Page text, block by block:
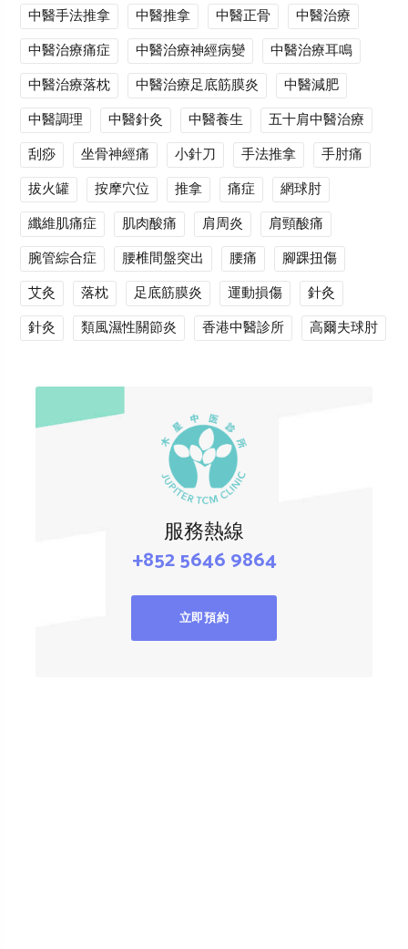
中醫手法推拿 中醫推拿 中醫正骨
中醫治療
中醫治療痛症
中醫治療神經病變
中醫治療耳鳴
中醫治療落枕
中醫治療足底筋膜炎
中醫減肥
中醫調理
中醫針灸 中醫養生
五十肩中醫治療
刮痧
坐骨神經痛 小針刀 手法推拿
手肘痛
拔火罐
按摩穴位 推拿 痛症
網球肘
纖維肌痛症
肌肉酸痛 肩周炎
肩頸酸痛
腕管綜合症
腰椎間盤突出 腰痛
腳踝扭傷
艾灸
落枕 足底筋膜炎 運動損傷
針灸
針灸
類風濕性關節炎 香港中醫診所 高爾夫球肘
服務熱線
+852 5646 9864
立即預約